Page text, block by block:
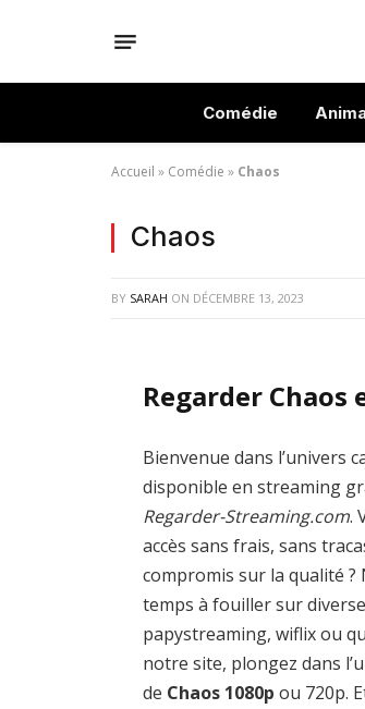
Comédie
Accueil » Comédie » Chaos
Chaos
BY SARAH ON DÉCEMBRE 13, 2023
Regarder
Bienvenue dans l’univers
disponible en streaming
Regarder-Streaming.com.
accès sans frais, sans
compromis sur la qualité ?
temps à fouiller sur
papystreaming, wiflix ou
notre site, plongez dans
de Chaos 1080p ou 720p.